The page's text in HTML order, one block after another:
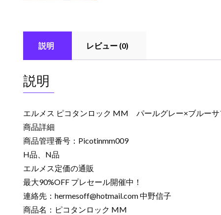
説明 レビュー (0)
説明
エルメス ピコタンロック MM パールグレー×ブルー
商品詳細
商品管理番号：Picotinmm009
H品、N品
エルメス定価の通販
最大90%OFF プレセール開催中！
連絡先： hermesoff@hotmail.com中野信子
商品名：ピコタンロック MM